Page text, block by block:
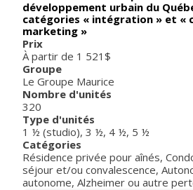
développement urbain du
catégories « intégration » et «
marketing »
Prix
À partir de 1 521$
Groupe
Le Groupe Maurice
Nombre d'unités
320
Type d'unités
1 ½ (studio), 3 ½, 4 ½, 5 ½
Catégories
Résidence privée pour aînés,
séjour et/ou convalescence,
autonome, Alzheimer ou autre